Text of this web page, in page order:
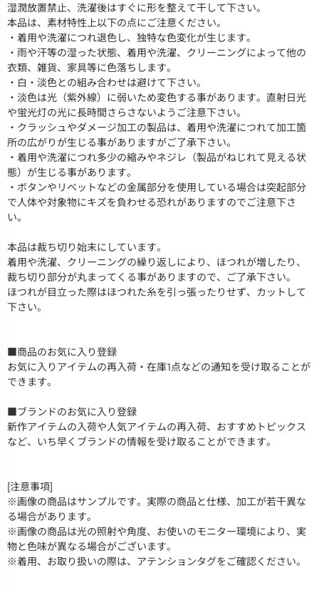
湿潤放置禁止、洗濯後はすぐに形を整えて干して下さい。
本品は、素材特性上以下の点にご注意ください。
・着用や洗濯につれ退色し、独特な色変化が生じます。
・雨や汗等の湿った状態、着用や洗濯、クリーニングによって他の
衣類、雑貨、家具等に色落ちします。
・白・淡色との組み合わせは避けて下さい。
・淡色は光（紫外線）に弱いため変色する事があります。直射日光
や蛍光灯の光に長時間さらさないようご注意下さい。
・クラッシュやダメージ加工の製品は、着用や洗濯につれて加工箇
所の広がりが生じる事がありますがご了承下さい。
・着用や洗濯につれ多少の縮みやネジレ（製品がねじれて見える状
態）が生じる事があります。
・ボタンやリベットなどの金属部分を使用している場合は突起部分
で人体や対象物にキズを負わせる恐れがありますのでご注意下さ
い。
本品は裁ち切り始末にしています。
着用や洗濯、クリーニングの繰り返しにより、ほつれが増したり、
裁ち切り部分が丸まってくる事がありますので、ご了承下さい。
ほつれが目立った際はほつれた糸を引っ張ったりせず、カットして
下さい。
■商品のお気に入り登録
お気に入りアイテムの再入荷・在庫1点などの通知を受け取ることが
できます。
■ブランドのお気に入り登録
新作アイテムの入荷や人気アイテムの再入荷、おすすめトピックス
など、いち早くブランドの情報を受け取ることができます。
[注意事項]
※画像の商品はサンプルです。実際の商品と仕様、加工が若干異な
る場合があります。
※画像の商品は光の照射や角度、お使いのモニター環境により、実
物と色味が異なる場合がございます。
※着用、お取り扱いの際は、アテンションタグをご確認ください。